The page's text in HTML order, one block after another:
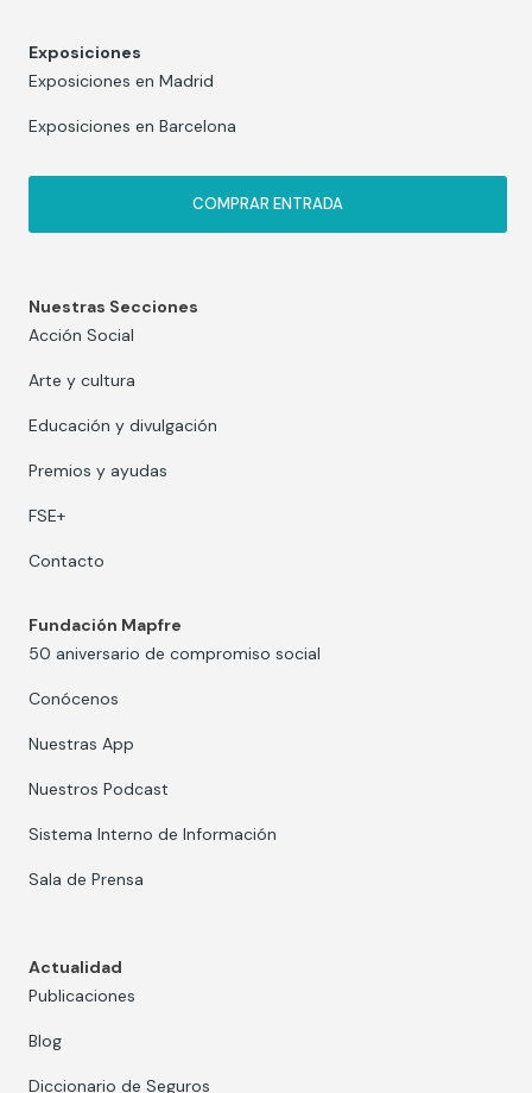
Exposiciones
Exposiciones en Madrid
Exposiciones en Barcelona
COMPRAR ENTRADA
Nuestras Secciones
Acción Social
Arte y cultura
Educación y divulgación
Premios y ayudas
FSE+
Contacto
Fundación Mapfre
50 aniversario de compromiso social
Conócenos
Nuestras App
Nuestros Podcast
Sistema Interno de Información
Sala de Prensa
Actualidad
Publicaciones
Blog
Diccionario de Seguros